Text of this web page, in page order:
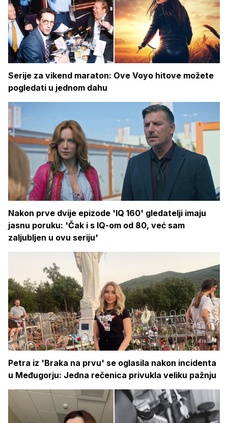
Serije za vikend maraton: Ove Voyo hitove možete
pogledati u jednom dahu
Nakon prve dvije epizode 'IQ 160' gledatelji imaju
jasnu poruku: 'Čak i s IQ-om od 80, već sam
zaljubljen u ovu seriju'
Petra iz 'Braka na prvu' se oglasila nakon incidenta
u Međugorju: Jedna rečenica privukla veliku pažnju